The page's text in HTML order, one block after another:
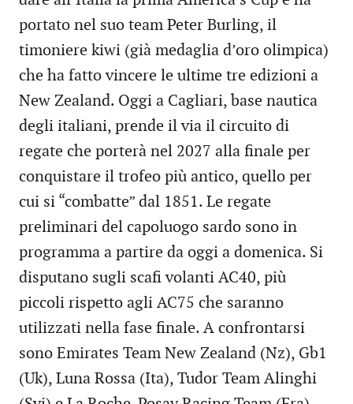
portato nel suo team Peter Burling, il
timoniere kiwi (già medaglia d’oro olimpica)
che ha fatto vincere le ultime tre edizioni a
New Zealand. Oggi a Cagliari, base nautica
degli italiani, prende il via il circuito di
regate che porterà nel 2027 alla finale per
conquistare il trofeo più antico, quello per
cui si “combatte” dal 1851. Le regate
preliminari del capoluogo sardo sono in
programma a partire da oggi a domenica. Si
disputano sugli scafi volanti AC40, più
piccoli rispetto agli AC75 che saranno
utilizzati nella fase finale. A confrontarsi
sono Emirates Team New Zealand (Nz), Gb1
(Uk), Luna Rossa (Ita), Tudor Team Alinghi